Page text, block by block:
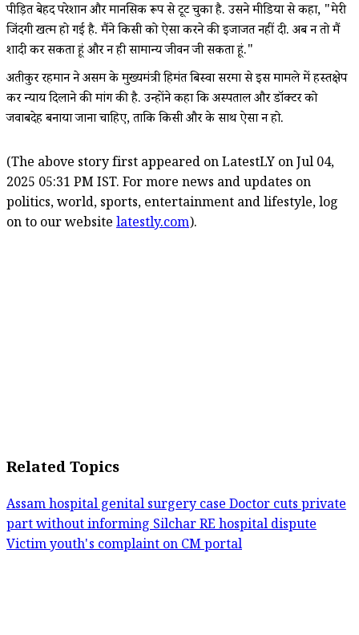
पीड़ित बेहद परेशान और मानसिक रूप से टूट चुका है. उसने मीडिया से कहा, "मेरी
जिंदगी खत्म हो गई है. मैंने किसी को ऐसा करने की इजाजत नहीं दी. अब न तो मैं
शादी कर सकता हूं और न ही सामान्य जीवन जी सकता हूं."
अतीकुर रहमान ने असम के मुख्यमंत्री हिमंत बिस्वा सरमा से इस मामले में हस्तक्षेप
कर न्याय दिलाने की मांग की है. उन्होंने कहा कि अस्पताल और डॉक्टर को
जवाबदेह बनाया जाना चाहिए, ताकि किसी और के साथ ऐसा न हो.
(The above story first appeared on LatestLY on Jul 04,
2025 05:31 PM IST. For more news and updates on
politics, world, sports, entertainment and lifestyle, log
on to our website latestly.com).
Related Topics
Assam hospital genital surgery caseDoctor cuts private
part without informingSilchar RE hospital dispute
Victim youth's complaint on CM portal